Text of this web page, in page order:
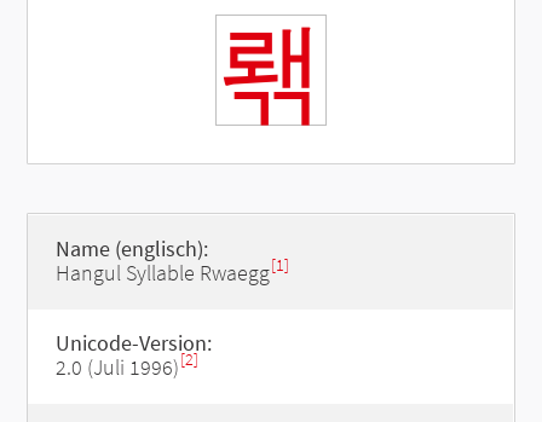
뢖
Name (englisch):
Hangul Syllable Rwaegg[1]
Unicode-Version:
2.0 (Juli 1996)[2]